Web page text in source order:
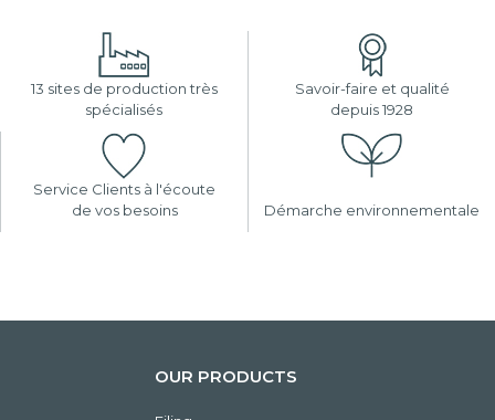
13 sites de production très
spécialisés
Savoir-faire et qualité
depuis 1928
Service Clients à l'écoute
de vos besoins
Démarche environnementale
OUR PRODUCTS